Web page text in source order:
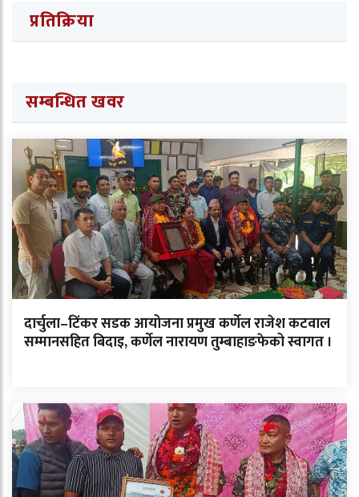
प्रतिक्रिया
सम्बन्धित खवर
दार्चुला–टिंकर सडक आयोजना प्रमुख कर्णेल राजेश कटवाल
सम्मानसहित बिदाइ, कर्णेल नारायण तुम्बाहाङफेको स्वागत ।